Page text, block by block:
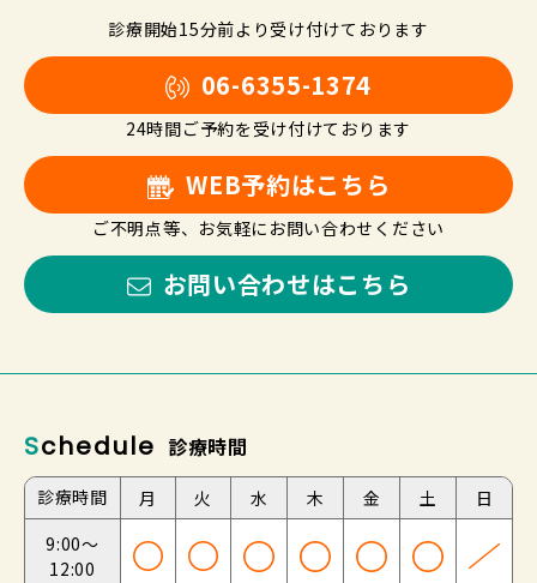
診療開始15分前より受け付けております
06-6355-1374
24時間ご予約を受け付けております
WEB予約はこちら
ご不明点等、お気軽にお問い合わせください
お問い合わせはこちら
Schedule 診療時間
診療時間 月 火 水 木 金 土
日
9:00～
12:00